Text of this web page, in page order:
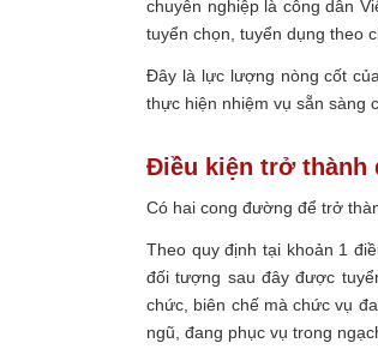
chuyên nghiệp là công dân
tuyển chọn, tuyển dụng theo
Đây là lực lượng nòng cốt
thực hiện nhiệm vụ sẵn sàng
Điều kiện trở thành
Có hai cong đường để trở
Theo quy định tại khoản 1
đối tượng sau đây được
chức, biên chế mà chức vụ
ngũ, đang phục vụ trong